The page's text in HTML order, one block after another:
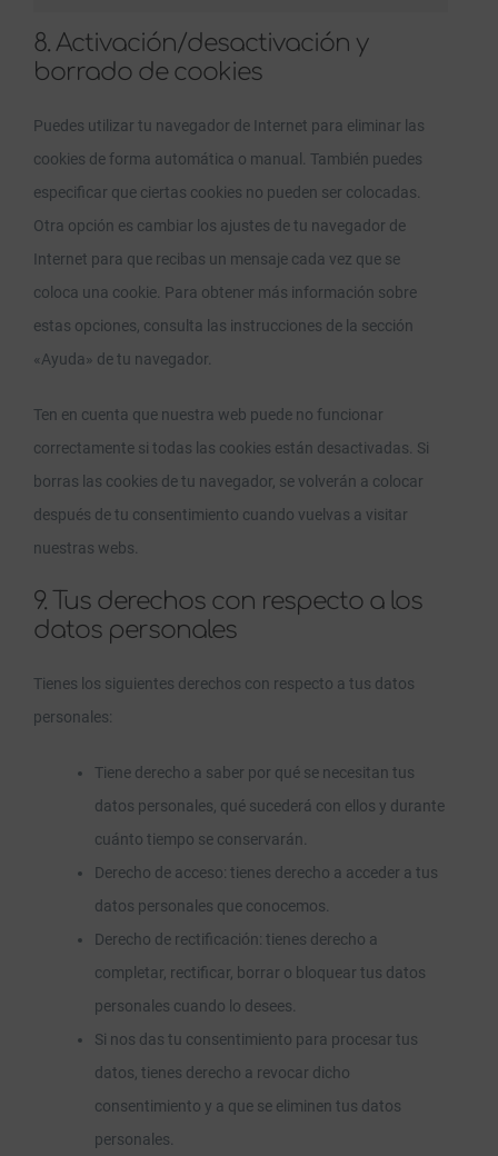
8. Activación/desactivación y
borrado de cookies
Puedes utilizar tu navegador de Internet para eliminar las
cookies de forma automática o manual. También puedes
especificar que ciertas cookies no pueden ser colocadas.
Otra opción es cambiar los ajustes de tu navegador de
Internet para que recibas un mensaje cada vez que se
coloca una cookie. Para obtener más información sobre
estas opciones, consulta las instrucciones de la sección
«Ayuda» de tu navegador.
Ten en cuenta que nuestra web puede no funcionar
correctamente si todas las cookies están desactivadas. Si
borras las cookies de tu navegador, se volverán a colocar
después de tu consentimiento cuando vuelvas a visitar
nuestras webs.
9. Tus derechos con respecto a los
datos personales
Tienes los siguientes derechos con respecto a tus datos
personales:
Tiene derecho a saber por qué se necesitan tus
datos personales, qué sucederá con ellos y durante
cuánto tiempo se conservarán.
Derecho de acceso: tienes derecho a acceder a tus
datos personales que conocemos.
Derecho de rectificación: tienes derecho a
completar, rectificar, borrar o bloquear tus datos
personales cuando lo desees.
Si nos das tu consentimiento para procesar tus
datos, tienes derecho a revocar dicho
consentimiento y a que se eliminen tus datos
personales.